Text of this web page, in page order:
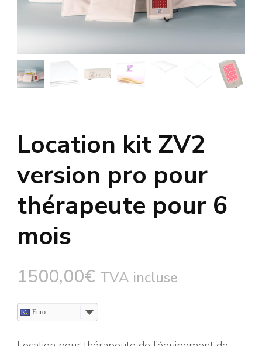
Location kit ZV2
version pro pour
thérapeute pour 6
mois
1500,00€ TVA incluse
Euro